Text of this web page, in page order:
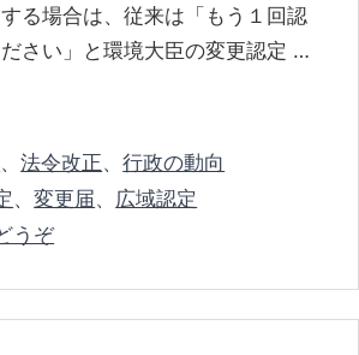
る場合は、従来は「もう１回認
さい」と環境大臣の変更認定 …
、法令改正、行政の動向
、変更届、 広域認定
うぞ